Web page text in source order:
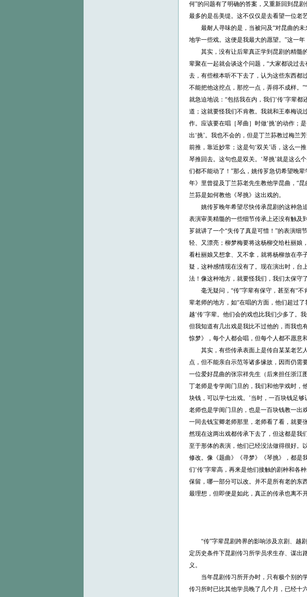
何”的问题有了明确的答案，又重新回到昆
最多的是岳美缇。这不仅仅是去看望一位老
最耐人寻味的是，当被问及“对昆曲的未
地学一些戏。这便是我最大的愿望。”这一
其实，没有让后辈真正学到昆剧的精髓的
辈聚在一起就会谈这个问题，“大家都说过
去，有些根本听不下去了，认为这些东西都
不能把他这挖点，那挖一点，弄得不成样。
就急迫地说：“包括我在内，我们‘传’字辈
道；这就要怪我们不肯教。我就和王奉梅说
作。应该要在唱［琴曲］时做‘挑’的动作；
出‘挑’。我也不会的，但是丁兰荪教过梅兰
前推，靠近妙常；这是句‘双关’语，这么一
琴推回去。这句也是双关。‘琴挑’就是这么
们都不能动了！”那么，姚传芗急切希望晚
年》里曾提及丁兰荪老先生教他学昆曲，“
兰荪是如何教他《琴挑》这出戏的。
姚传芗晚年希望尽快传承昆剧的这种急迫
表演审美精髓的一些细节传承上还没有触及
芗就讲了一个“失传了真是可惜！”的表演细
轻、又漂亮；柳梦梅要将这杨柳交给杜丽娘
看杜丽娘又想拿、又不拿，就将杨柳放在亭
疑，这种感情现在没有了。现在演出时，台
法！像这种地方，就要怪我们，我们太保守
毫无疑问，“传”字辈有保守，甚至有“不
辈老师的地方，如“在唱的方面，他们超过
越‘传’字辈。他们会的戏也比我们少多了。
但我知道有几出戏是我比不过他的，而我也
惊梦》，每个人都会唱，但每个人都不愿意
其实，有些传承表面上是传自某某老艺人
点，但不能亲自示范等诸多缘故，因而仍需
一位爱好昆曲的张宗祥先生（后来担任浙江
丁老师是专学闺门旦的，我们和他学戏时，
块钱，可以学七出戏。’当时，一百块钱足
老师也是学闺门旦的，也是一百块钱教一出
一同去钱宝卿老师那里，老师看了看，就要
然现在这两出戏都传承下去了，但这都是我
至于形体的表演，他们已经没法做得很好。
修改。像《题曲》《寻梦》《琴挑》，都是
们‘传’字辈高，再来是他们接触的剧种和各
保留，哪一部分可以改。并不是所有老的东
最理想，但即便是如此，真正的传承也离不
“传”字辈昆剧跨界的影响涉及京剧、越剧
定历史条件下昆剧传习所学员求生存、谋出
义。
当年昆剧传习所开办时，只有极个别的学
传习所时已比其他学员晚了几个月，已经十